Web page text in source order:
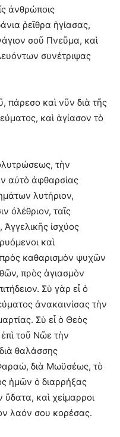
ἀνθρώποις
ῥεῖθρα ἡγίασας,
σοῦ Πνεῦμα, καὶ
συνέτριψας
πάρεσο καὶ νῦν διὰ τῆς
καὶ ἁγίασον τὸ
τὴν
αὐτὸ ἀφθαρσίας
λυτήριον,
ὀλέθριον, ταῖς
Ἀγγελικῆς ἰσχύος
καὶ
καθαρισμὸν ψυχῶν
πρὸς ἁγιασμὸν
Σὺ γὰρ εἶ ὁ
ἀνακαινίσας τὴν
Σὺ εἶ ὁ Θεὸς
τοῦ Νῶε τὴν
θαλάσσης
διὰ Μωϋσέως, τὸ
ἡμῶν ὁ διαρρήξας
καὶ χείμαρροι
λαόν σου κορέσας.